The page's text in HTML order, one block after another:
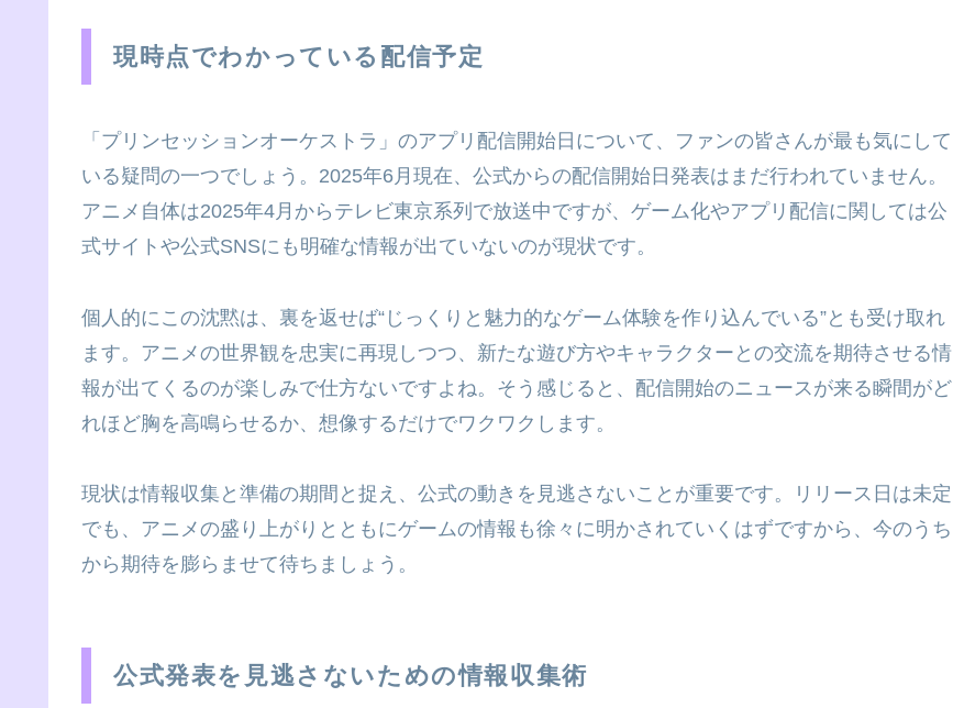
現時点でわかっている配信予定
「プリンセッションオーケストラ」のアプリ配信開始日について、ファンの皆さんが最も気にして
いる疑問の一つでしょう。2025年6月現在、公式からの配信開始日発表はまだ行われていません。
アニメ自体は2025年4月からテレビ東京系列で放送中ですが、ゲーム化やアプリ配信に関しては公
式サイトや公式SNSにも明確な情報が出ていないのが現状です。
個人的にこの沈黙は、裏を返せば“じっくりと魅力的なゲーム体験を作り込んでいる”とも受け取れ
ます。アニメの世界観を忠実に再現しつつ、新たな遊び方やキャラクターとの交流を期待させる情
報が出てくるのが楽しみで仕方ないですよね。そう感じると、配信開始のニュースが来る瞬間がど
れほど胸を高鳴らせるか、想像するだけでワクワクします。
現状は情報収集と準備の期間と捉え、公式の動きを見逃さないことが重要です。リリース日は未定
でも、アニメの盛り上がりとともにゲームの情報も徐々に明かされていくはずですから、今のうち
から期待を膨らませて待ちましょう。
公式発表を見逃さないための情報収集術